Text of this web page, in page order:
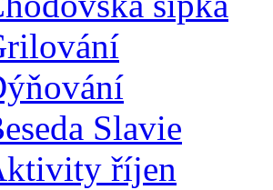
Slavie
říjen